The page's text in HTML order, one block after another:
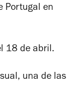
Portugal en
18 de abril.
una de las